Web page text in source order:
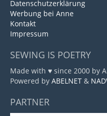
Datenschutzerklärung
Werbung bei Anne
Kontakt
Impressum
SEWING IS POETRY
Made with ♥ since 2000 by
Powered by ABELNET &
PARTNER